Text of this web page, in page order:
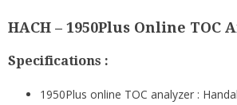
HACH – 1950Plus Online TOC
Specifications :
1950Plus online TOC analyzer :